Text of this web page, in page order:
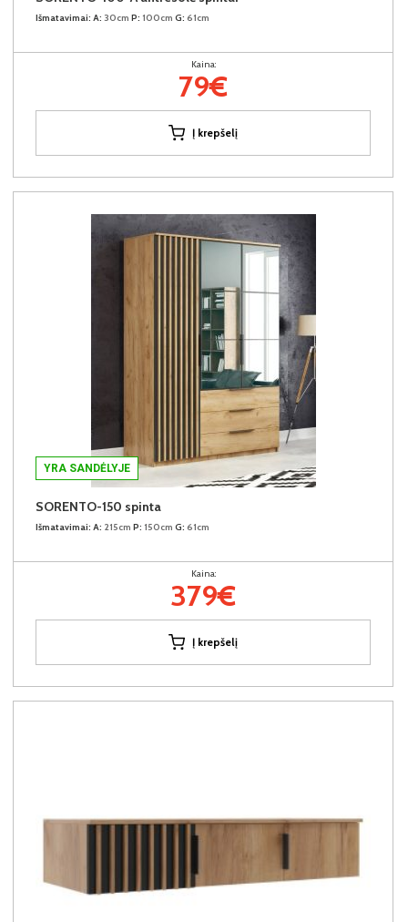
Išmatavimai: A: 30cm P: 100cm G: 61cm
Kaina:
79€
Į krepšelį
YRA SANDĖLYJE
SORENTO-150 spinta
Išmatavimai: A: 215cm P: 150cm G: 61cm
Kaina:
379€
Į krepšelį